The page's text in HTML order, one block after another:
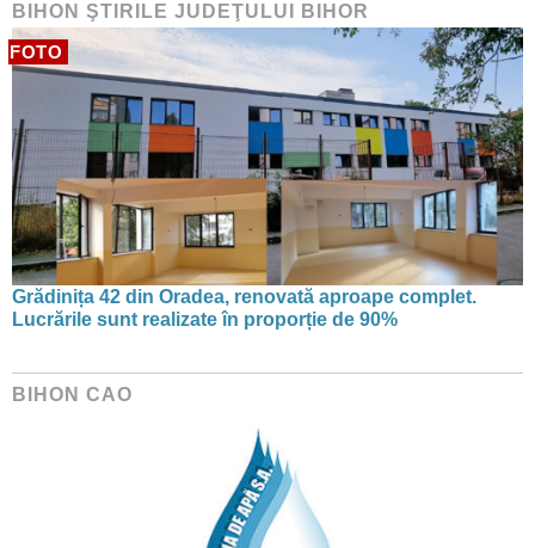
BIHON ŞTIRILE JUDEŢULUI BIHOR
FOTO
Grădinița 42 din Oradea, renovată aproape complet.
Lucrările sunt realizate în proporție de 90%
BIHON CAO